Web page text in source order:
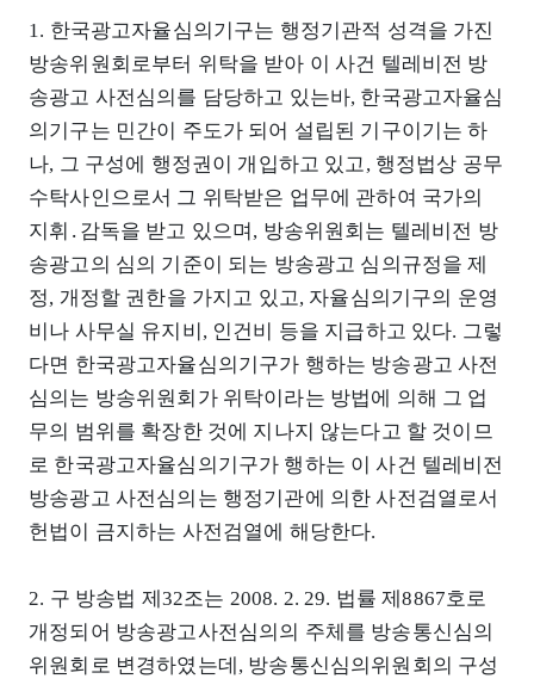
1. 한국광고자율심의기구는 행정기관적 성격을 가진
방송위원회로부터 위탁을 받아 이 사건 텔레비전 방
송광고 사전심의를 담당하고 있는바, 한국광고자율심
의기구는 민간이 주도가 되어 설립된 기구이기는 하
나, 그 구성에 행정권이 개입하고 있고, 행정법상 공무
수탁사인으로서 그 위탁받은 업무에 관하여 국가의
지휘․감독을 받고 있으며, 방송위원회는 텔레비전 방
송광고의 심의 기준이 되는 방송광고 심의규정을 제
정, 개정할 권한을 가지고 있고, 자율심의기구의 운영
비나 사무실 유지비, 인건비 등을 지급하고 있다. 그렇
다면 한국광고자율심의기구가 행하는 방송광고 사전
심의는 방송위원회가 위탁이라는 방법에 의해 그 업
무의 범위를 확장한 것에 지나지 않는다고 할 것이므
로 한국광고자율심의기구가 행하는 이 사건 텔레비전
방송광고 사전심의는 행정기관에 의한 사전검열로서
헌법이 금지하는 사전검열에 해당한다.
2. 구 방송법 제32조는 2008. 2. 29. 법률 제8867호로
개정되어 방송광고사전심의의 주체를 방송통신심의
위원회로 변경하였는데, 방송통신심의위원회의 구성